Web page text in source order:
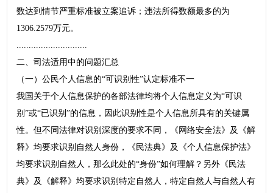
数达到情节严重标准被立案追诉；违法所得数额最多的为
1306.2579万元。
.............................
二、司法适用中的问题汇总
（一）公民个人信息的“可识别性”认定标准不一
我国关于个人信息保护的各部法律均将个人信息定义为“可识
别”或“已识别”的信息，因此识别性是个人信息所具有的关键属
性。但不同法律对识别深度的要求不同，《网络安全法》及《解
释》均要求识别自然人身份，《民法典》及《个人信息保护法》
均要求识别自然人，那么此处的“身份”如何理解？另外《民法
典》及《解释》均要求识别特定自然人，特定自然人与自然人有